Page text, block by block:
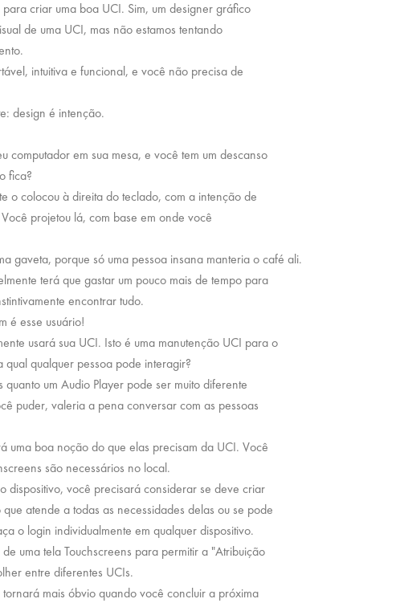
criar uma boa UCI. Sim, um designer gráfico
de uma UCI, mas não estamos tentando
intuitiva e funcional, e você não precisa de
design é intenção.
computador em sua mesa, e você tem um descanso
fica?
o colocou à direita do teclado, com a intenção de
projetou lá, com base em onde você
gaveta, porque só uma pessoa insana manteria o café ali.
terá que gastar um pouco mais de tempo para
encontrar tudo.
é esse usuário!
usará sua UCI. Isto é uma manutenção UCI para o
qualquer pessoa pode interagir?
um Audio Player pode ser muito diferente
puder, valeria a pena conversar com as pessoas
uma boa noção do que elas precisam da UCI. Você
são necessários no local.
dispositivo, você precisará considerar se deve criar
atende a todas as necessidades delas ou se pode
o login individualmente em qualquer dispositivo.
uma tela Touchscreens para permitir a "Atribuição
entre diferentes UCIs.
mais óbvio quando você concluir a próxima